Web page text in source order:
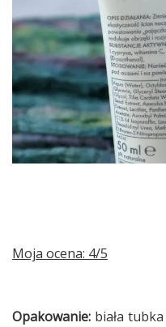
Moja ocena: 4/5
Opakowanie: biała